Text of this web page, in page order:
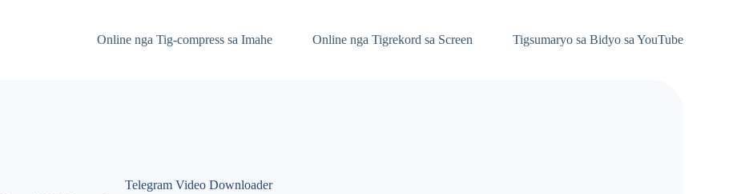
Online nga Tig-compress sa Imahe Online nga Tigrekord sa Screen Tigsumaryo sa Bidyo sa YouTube
Telegram Video Downloader